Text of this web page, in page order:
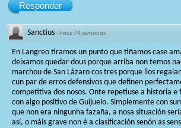
Responder
Sanctius ·hace 74 semanas
En Langreo tiramos un punto que tiñamos case
deixamos quedar dous porque arriba non temos
marchou de San Lázaro cos tres porque llos
cun par de erros defensivos que definen
competitiva dos nosos. Onte repetiuse a historia e
con algo positivo de Guijuelo. Simplemente con
que non era ningunha fazaña, a nosa situación
así, o máis grave non é a clasificación senón as